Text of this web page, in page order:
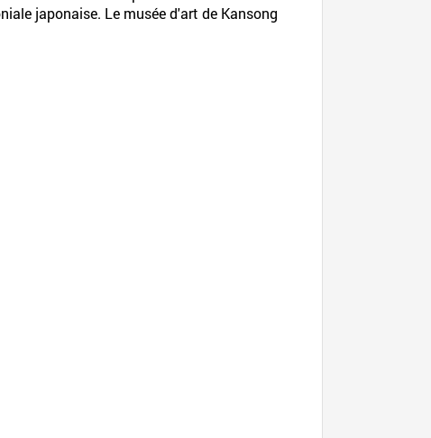
japonaise. Le musée d'art de Kansong